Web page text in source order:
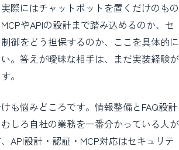
際にはチャットボットを置くだけのもの
やAPIの設計まで踏み込めるのか、セ
御をどう担保するのか、ここを具体的に
。答えが曖昧な相手は、まだ実装経験が
。
も悩みどころです。情報整備とFAQ設計
しろ自社の業務を一番分かっている人が
API設計・認証・MCP対応はセキュリテ